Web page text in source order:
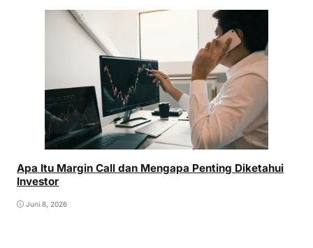
Apa Itu Margin Call dan Mengapa Penting Diketahui
Investor
Juni 8, 2026